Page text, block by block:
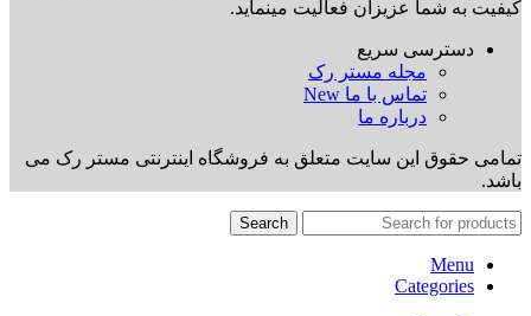
کیفیت به شما عزیزان فعالیت مینماید.
دسترسی سریع
مجله مستر رک
تماس با ما New
درباره ما
تمامی حقوق این سایت متعلق به فروشگاه اینترنتی مستر رک می
باشد.
Search
Menu
Categories